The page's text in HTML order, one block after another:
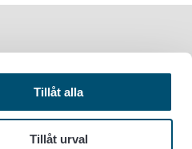
Tillåt alla
Tillåt urval